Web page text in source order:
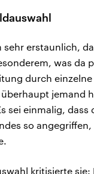
sehr erstaunlich,
was da
durch
jemand
sei einmalig, dass
so
kritisierte sie: